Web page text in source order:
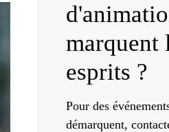
marquent
esprits ?
Pour des
démarquent,